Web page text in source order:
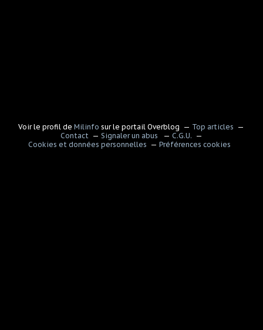
Voir le profil deMilinfo sur le portail Overblog
Top articles
Contact
Signaler un abus
C.G.U.
Cookies et données personnelles
Préférences cookies